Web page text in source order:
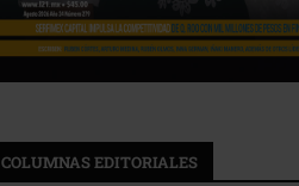
COLUMNAS EDITORIALES